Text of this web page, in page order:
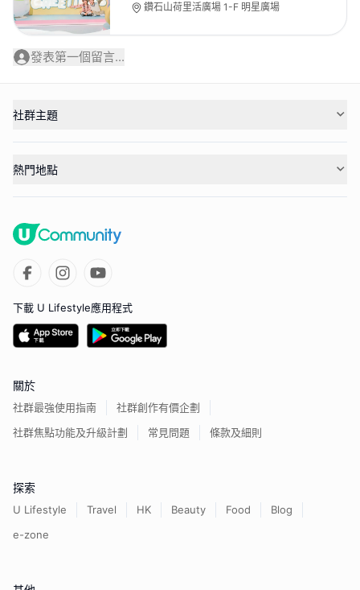
鑽石山荷里活廣場 1-F 明星廣場
發表第一個留言...
社群主題
熱門地點
下載 U Lifestyle應用程式
關於
社群最強使用指南
社群創作有價企劃
社群焦點功能及升級計劃
常見問題 條款及細則
探索
U Lifestyle Travel HK Beauty Food
Blog
e-zone